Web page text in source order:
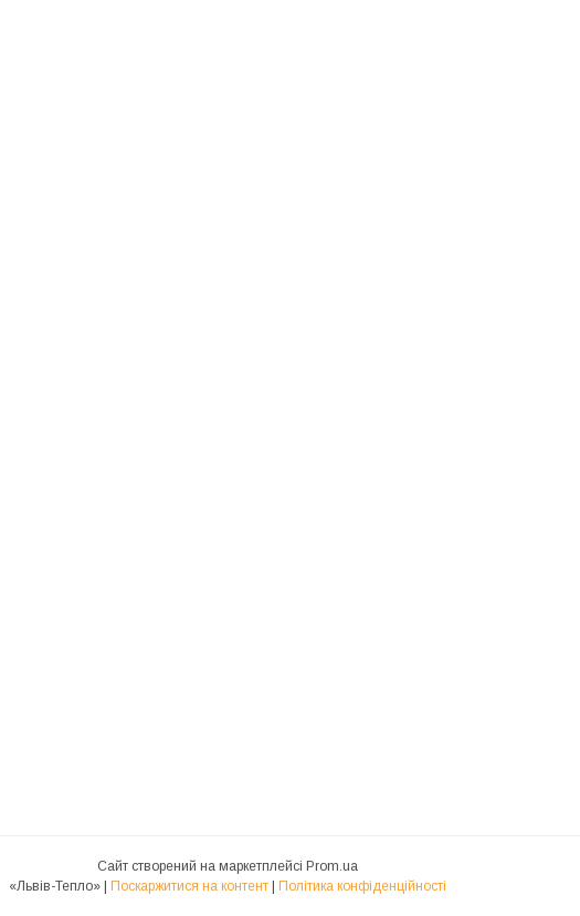
Сайт створений на маркетплейсі Prom.ua
«Львів-Тепло» | Поскаржитися на контент | Політика конфіденційності